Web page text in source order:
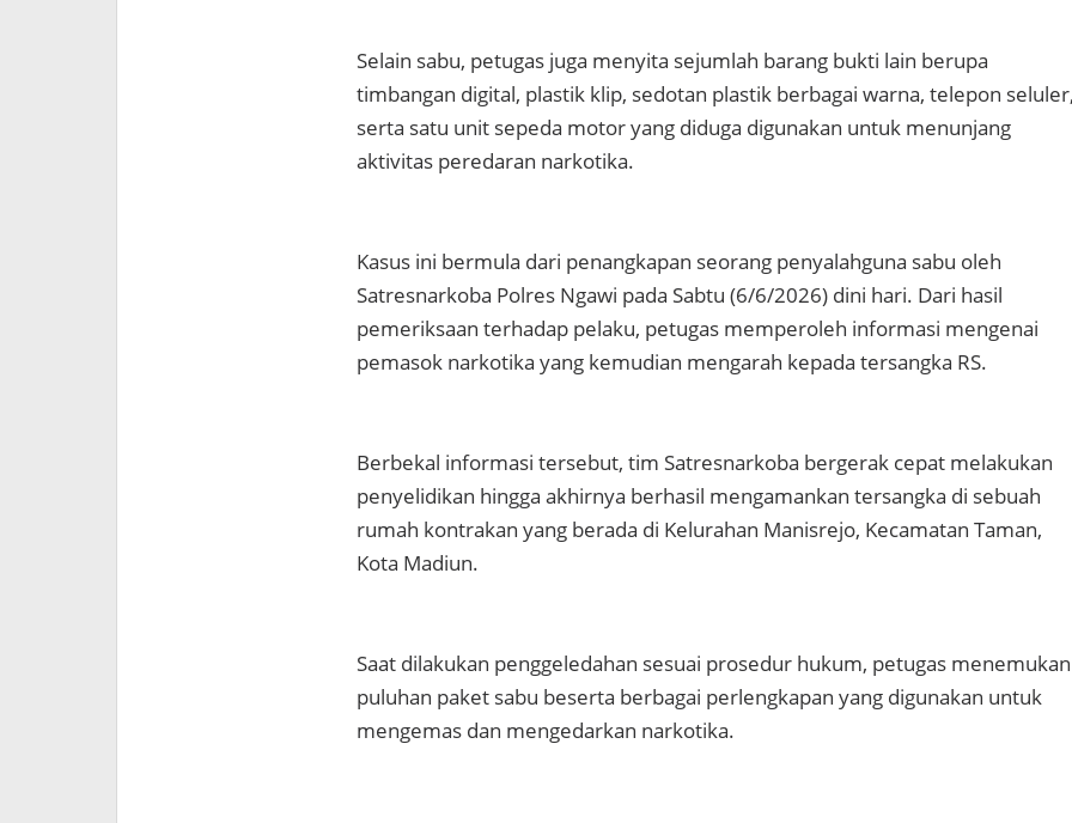
Selain sabu, petugas juga menyita sejumlah barang bukti lain berupa
timbangan digital, plastik klip, sedotan plastik berbagai warna, telepon
serta satu unit sepeda motor yang diduga digunakan untuk menunjang
aktivitas peredaran narkotika.
Kasus ini bermula dari penangkapan seorang penyalahguna sabu oleh
Satresnarkoba Polres Ngawi pada Sabtu (6/6/2026) dini hari. Dari hasil
pemeriksaan terhadap pelaku, petugas memperoleh informasi mengenai
pemasok narkotika yang kemudian mengarah kepada tersangka RS.
Berbekal informasi tersebut, tim Satresnarkoba bergerak cepat melakukan
penyelidikan hingga akhirnya berhasil mengamankan tersangka di sebuah
rumah kontrakan yang berada di Kelurahan Manisrejo, Kecamatan Taman,
Kota Madiun.
Saat dilakukan penggeledahan sesuai prosedur hukum, petugas menemukan
puluhan paket sabu beserta berbagai perlengkapan yang digunakan untuk
mengemas dan mengedarkan narkotika.